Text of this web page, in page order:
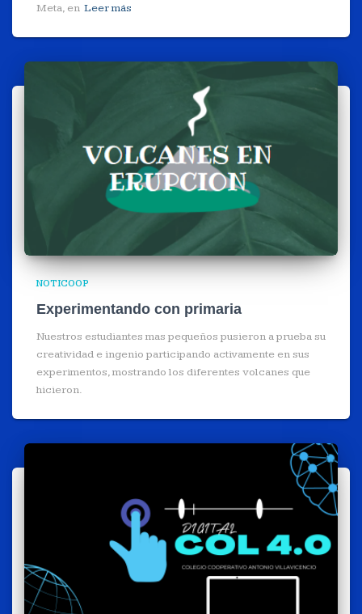
Meta, en Leer más
NOTICOOP
Experimentando con primaria
Nuestros estudiantes mas pequeños pusieron a prueba su
creatividad e ingenio participando activamente en sus
experimentos, mostrando los diferentes volcanes que
hicieron.